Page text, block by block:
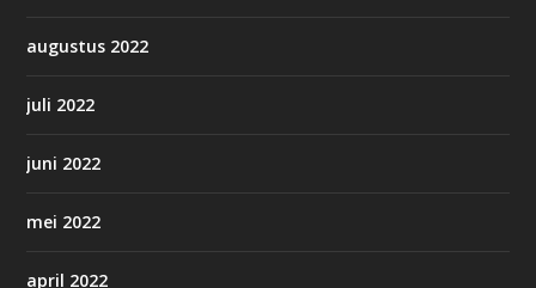
augustus 2022
juli 2022
juni 2022
mei 2022
april 2022